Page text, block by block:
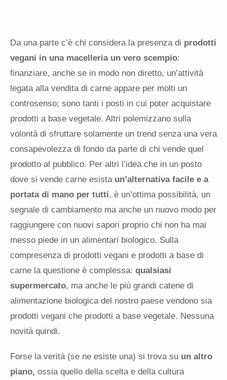
Da una parte c’è chi considera la presenza di prodotti
vegani in una macelleria un vero scempio:
finanziare, anche se in modo non diretto, un’attività
legata alla vendita di carne appare per molti un
controsenso; sono tanti i posti in cui poter acquistare
prodotti a base vegetale. Altri polemizzano sulla
volontà di sfruttare solamente un trend senza una vera
consapevolezza di fondo da parte di chi vende quel
prodotto al pubblico. Per altri l’idea che in un posto
dove si vende carne esista un’alternativa facile e a
portata di mano per tutti, è un’ottima possibilità, un
segnale di cambiamento ma anche un nuovo modo per
raggiungere con nuovi sapori proprio chi non ha mai
messo piede in un alimentari biologico. Sulla
compresenza di prodotti vegani e prodotti a base di
carne la questione è complessa: qualsiasi
supermercato, ma anche le più grandi catene di
alimentazione biologica del nostro paese vendono sia
prodotti vegani che prodotti a base vegetale. Nessuna
novità quindi.
Forse la verità (se ne esiste una) si trova su un altro
piano, ossia quello della scelta e della cultura